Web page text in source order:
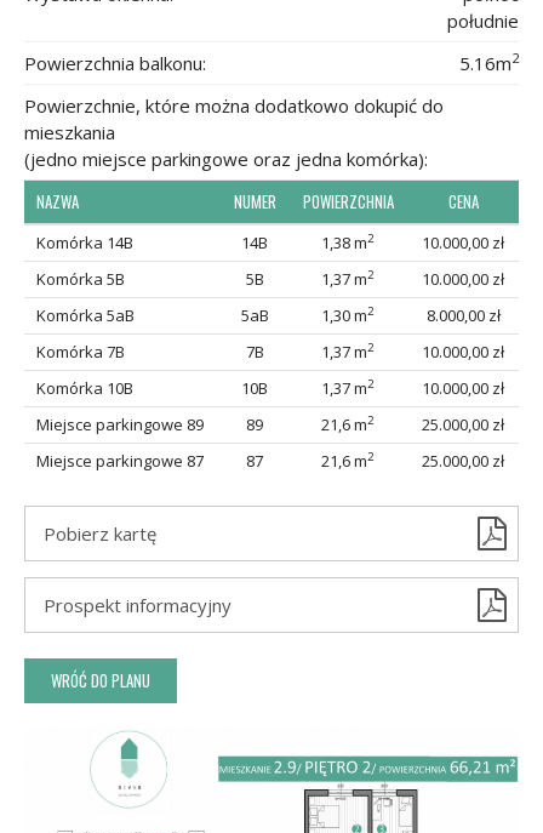
południe
Powierzchnia balkonu:
5.16m2
Powierzchnie, które można dodatkowo dokupić do
mieszkania
(jedno miejsce parkingowe oraz jedna komórka):
NAZWA
NUMER POWIERZCHNIA CENA
Komórka 14B 14B 1,38 m2
10.000,00 zł
Komórka 5B
5B 1,37 m2
10.000,00 zł
Komórka 5aB
5aB 1,30 m2
8.000,00 zł
Komórka 7B
7B 1,37 m2
10.000,00 zł
Komórka 10B
10B 1,37 m2
10.000,00 zł
Miejsce parkingowe 89
89 21,6 m2
25.000,00 zł
Miejsce parkingowe 87
87 21,6 m2 25.000,00 zł
Pobierz kartę
Prospekt informacyjny
WRÓĆ DO PLANU